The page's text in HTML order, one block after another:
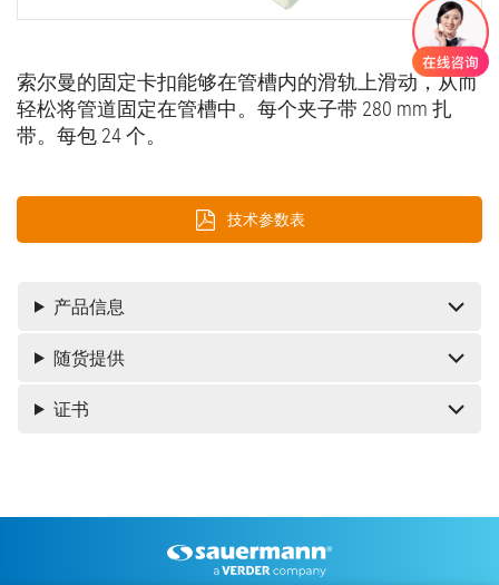
索尔曼的固定卡扣能够在管槽内的滑轨上滑动，从而
轻松将管道固定在管槽中。每个夹子带 280 mm 扎
带。每包 24 个。
技术参数表
产品信息
随货提供
证书